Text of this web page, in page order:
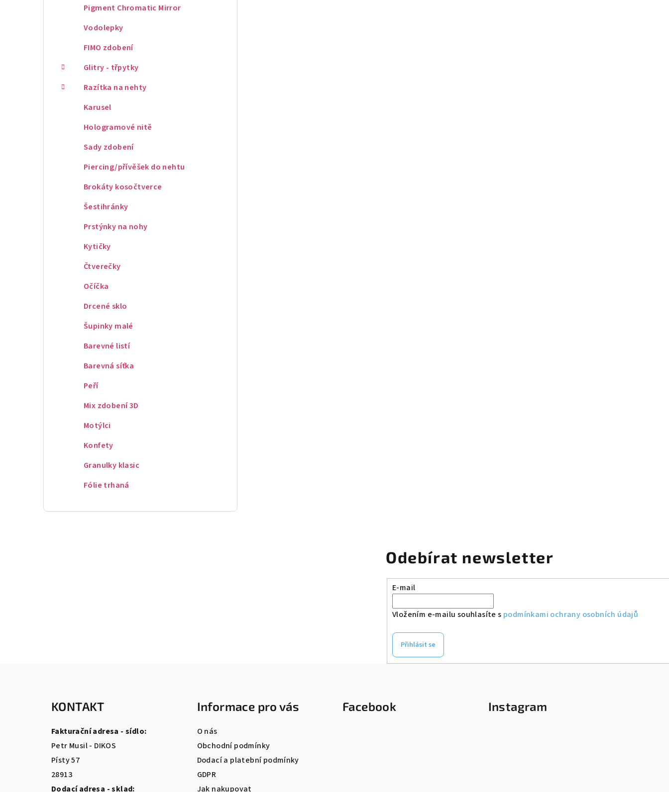
Pigment Chromatic Mirror
Vodolepky
FIMO zdobení
Glitry - třpytky
Razítka na nehty
Karusel
Hologramové nitě
Sady zdobení
Piercing/přívěšek do nehtu
Brokáty kosočtverce
Šestihránky
Prstýnky na nohy
Kytičky
Čtverečky
Očíčka
Drcené sklo
Šupinky malé
Barevné listí
Barevná síťka
Peří
Mix zdobení 3D
Motýlci
Konfety
Granulky klasic
Fólie trhaná
Odebírat newsletter
E-mail
Vložením e-mailu souhlasíte s podmínkami ochrany osobních údajů
Přihlásit se
KONTAKT
Fakturační adresa - sídlo:
Petr Musil - DIKOS
Písty 57
28913
Dodací adresa - sklad:
Informace pro vás
O nás
Obchodní podmínky
Dodací a platební podmínky
GDPR
Jak nakupovat
Facebook Instagram